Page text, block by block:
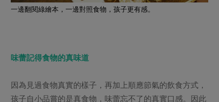
一邊翻閱綠繪本，一邊對照食物，孩子更有感。
味蕾記得食物的真味道
因為見過食物真實的樣子，再加上順應節氣的飲食方式，
孩子自小品嘗的是真食物，味蕾忘不了的真實口感。因此